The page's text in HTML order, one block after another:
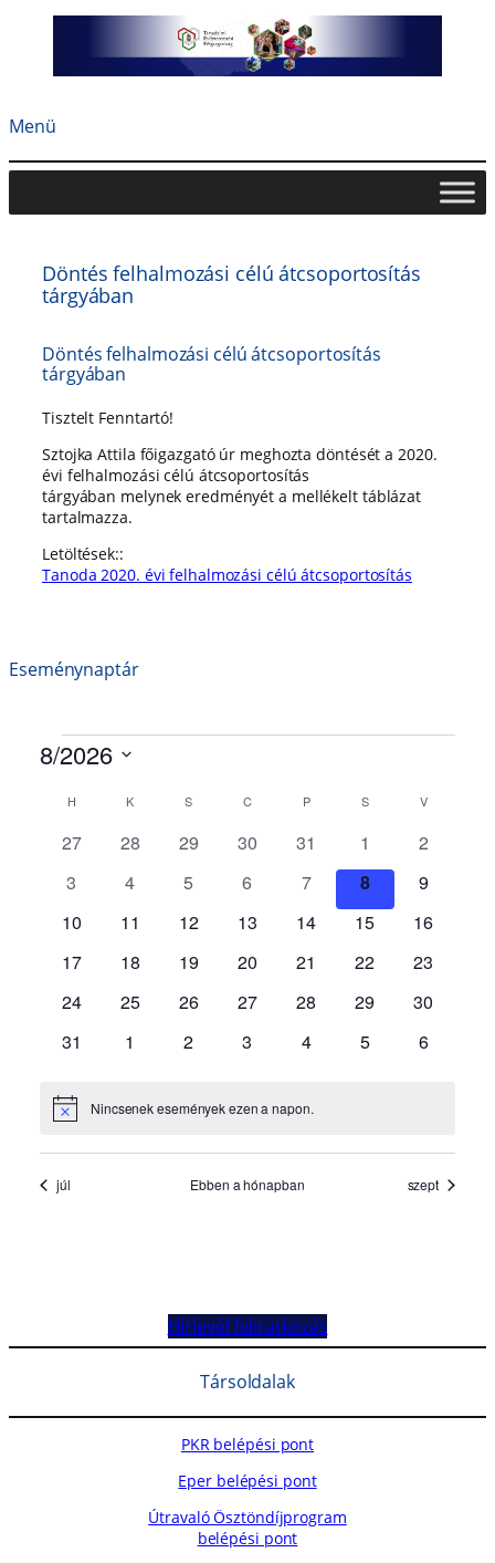
Menü
Döntés felhalmozási célú átcsoportosítás
tárgyában
Döntés felhalmozási célú átcsoportosítás
tárgyában
Tisztelt Fenntartó!
Sztojka Attila főigazgató úr meghozta döntését a 2020.
évi felhalmozási célú átcsoportosítás
tárgyában melynek eredményét a mellékelt táblázat
tartalmazza.
Letöltések::
Tanoda 2020. évi felhalmozási célú átcsoportosítás
Eseménynaptár
Hírlevél feliratkozás
Társoldalak
PKR belépési pont
Eper belépési pont
Útravaló Ösztöndíjprogram
belépési pont